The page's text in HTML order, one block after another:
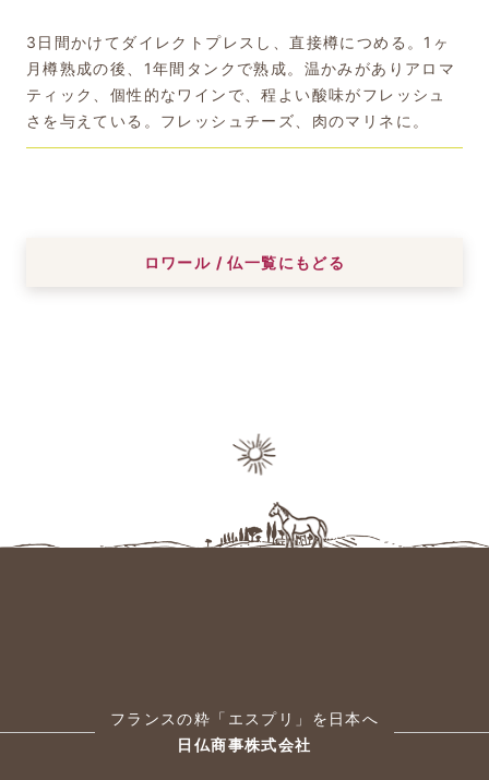
3日間かけてダイレクトプレスし、直接樽につめる。1ヶ
月樽熟成の後、1年間タンクで熟成。温かみがありアロマ
ティック、個性的なワインで、程よい酸味がフレッシュ
さを与えている。フレッシュチーズ、肉のマリネに。
ロワール / 仏一覧にもどる
フランスの粋「エスプリ」を日本へ
日仏商事株式会社